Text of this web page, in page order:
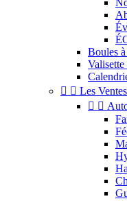
Boules
  Les
 